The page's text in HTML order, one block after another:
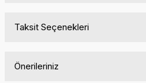
Taksit Seçenekleri
Önerileriniz